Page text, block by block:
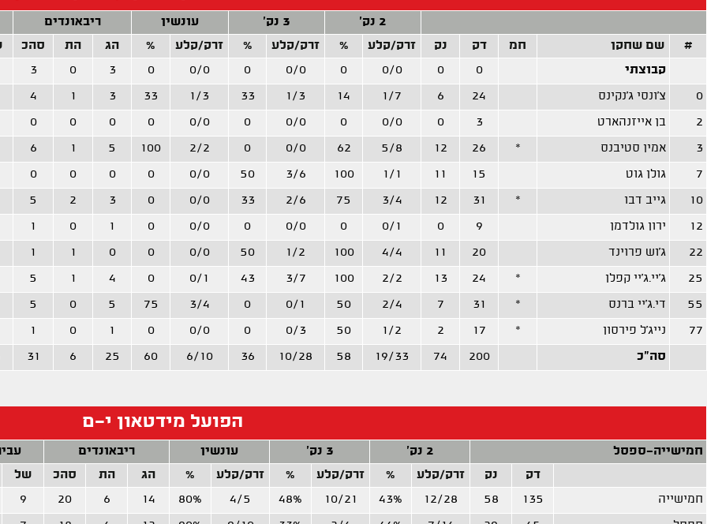
2 נק' 3 נק' עונשין ריבאונדים
#
שם שחקן חמ דק נק זרק/קלע % זרק/קלע % זרק/קלע % הג הת סהכ
קבוצתי
0
0
0/0
0
0/0
0
0/0
0
3
0
3
0
צ'ונסי ג'נקינס 24
6
1/7
14
1/3
33
1/3
33
3
1
4
2
בן אייזנהארט 3
0
0/0
0
0/0
0
0/0
0
0
0
0
3
אמין סטיבנס *
26
12
5/8
62
0/0
0
2/2
100
5
1
6
7
גולן גוט 15
11
1/1
100
3/6
50
0/0
0
0
0
0
10
גייב דבו *
31
12
3/4
75
2/6
33
0/0
0
3
2
5
12
ירון גולדמן 9
0
0/1
0
0/0
0
0/0
0
1
0
1
22
ג'וש פרוינד 20
11
4/4
100
1/2
50
0/0
0
0
1
1
25
ג'יי.ג'יי קפלן *
24
13
2/2
100
3/7
43
0/1
0
4
1
5
55
די.ג'יי ברנס *
31
7
2/4
50
0/1
0
3/4
75
5
0
5
77
נייג'ל פירסון *
17
2
1/2
50
0/3
0
0/0
0
1
0
1
סה"כ
200
74
19/33
58
10/28
36
6/10
60
25
6
31
הפועל מידטאון י-ם
חמישייה-ספסל 2 נק' 3 נק' עונשין ריבאונדים
דק
נק זרק/קלע % זרק/קלע % זרק/קלע % הג הת סהכ של
חמישייה
135
58
12/28
43%
10/21
48%
4/5
80%
14
6
20
9